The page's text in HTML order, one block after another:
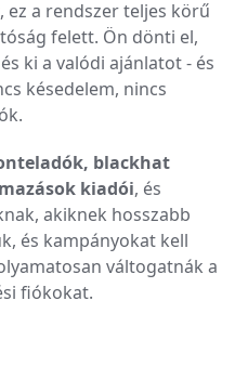
a rendszer teljes körű
felett. Ön dönti el,
ki a valódi ajánlatot - és
késedelem, nincs
blackhat
kiadói, és
akiknek hosszabb
és kampányokat kell
váltogatnák a
fiókokat.